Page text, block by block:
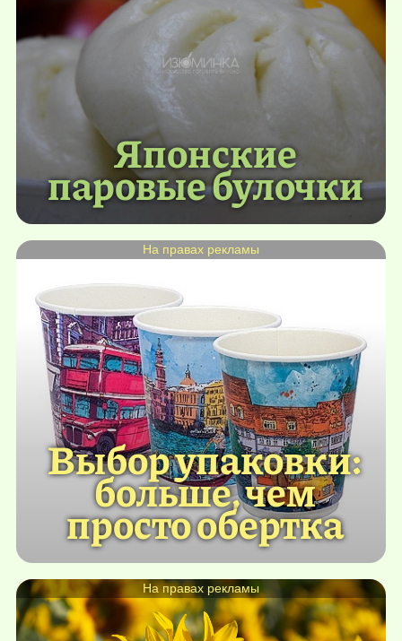
Японские
паровые булочки
Выбор упаковки:
больше, чем
просто обертка
На правах рекламы
На правах рекламы